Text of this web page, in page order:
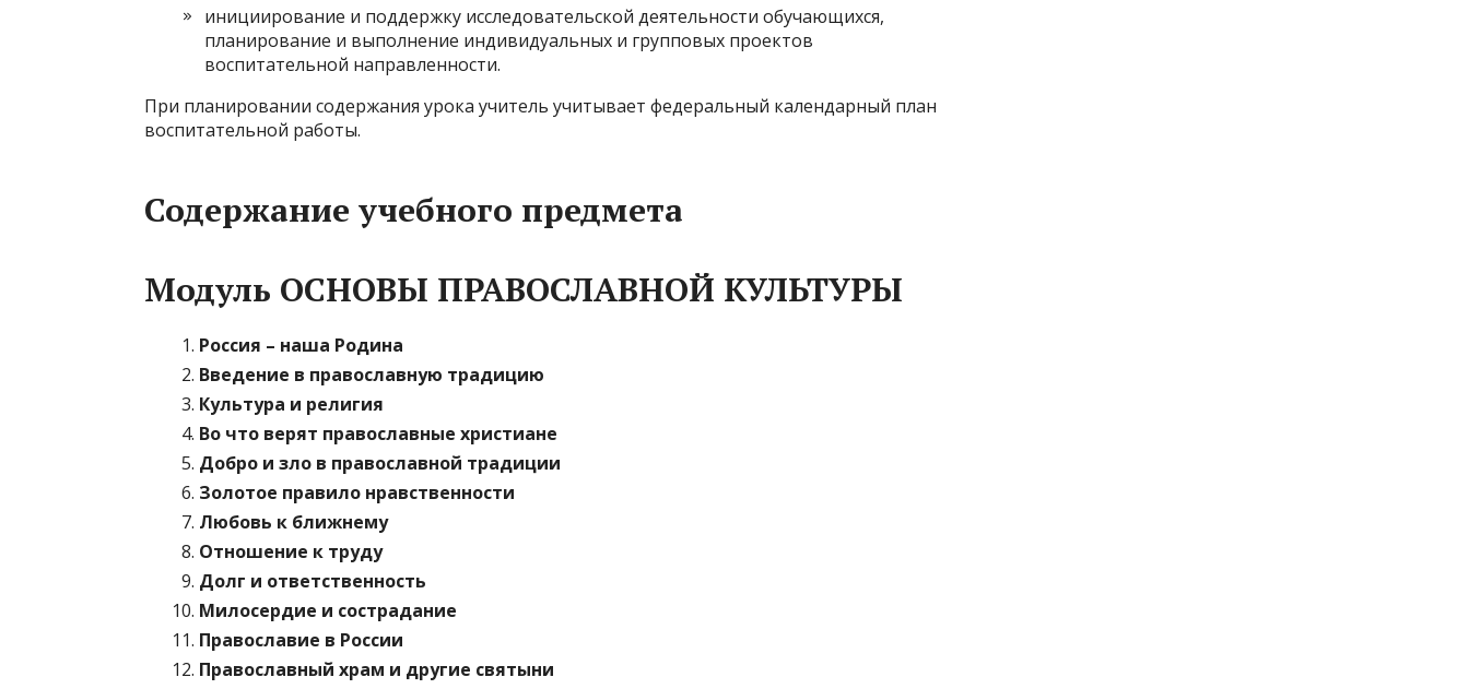
инициирование и поддержку исследовательской деятельности обучающихся,
планирование и выполнение индивидуальных и групповых проектов
воспитательной направленности.
При планировании содержания урока учитель учитывает федеральный календарный план
воспитательной работы.
Содержание учебного предмета
Модуль ОСНОВЫ ПРАВОСЛАВНОЙ КУЛЬТУРЫ
Россия – наша Родина
Введение в православную традицию
Культура и религия
Во что верят православные христиане
Добро и зло в православной традиции
Золотое правило нравственности
Любовь к ближнему
Отношение к труду
Долг и ответственность
Милосердие и сострадание
Православие в России
Православный храм и другие святыни